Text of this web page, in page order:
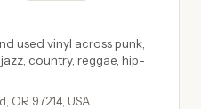
used vinyl across punk,
country, reggae, hip-
OR 97214, USA